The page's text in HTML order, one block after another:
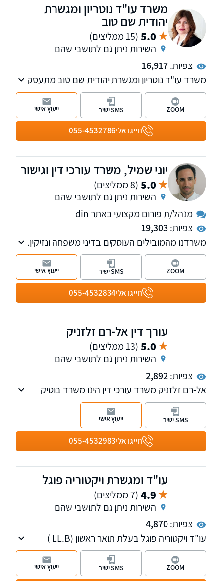
משרד עו"ד נוטריון ומגשרת
יהודית שם טוב
5.0 (15 ממליצים)
השירות ניתן גם לתושבי שהם
צפיות:16,917
משרד עו"ד נוטריון ומגשרת יהודית שם טוב מתעסק
בדיני משפחה, גירושין, חלוקת רכוש, ייפוי כח
מתמשך ומקרקעין. לכל מחלקה במשרד עו"ד
ייעודי שמתמקצע בתחום מסוים. בנוסף, המשרד
מספק שירותי תרגום מרוסית לעברית.
חייגו אלי055-4532786
ZOOM SMS ישיר ייעוץ אישי
יוני שמיל, משרד עורכי דין וגישור
5.0 (8 ממליצים)
השירות ניתן גם לתושבי שהם
מנהל/ת פורום מקצועי באתר din
צפיות: 19,303
משרדנו מהמובילים העוסקים בדיני משפחה ונזיקין.
עו"ד ומגשר יוני שמיל הינו חבר בוועדת דיני
משפחה בלשכת עורכי הדין.
חייגו אלי055-4532834
ZOOM SMS ישיר ייעוץ אישי
עורך דין אל-רם זלזניק
5.0 (13 ממליצים)
השירות ניתן גם לתושבי שהם
צפיות:2,892
אל-רם זלזניק משרד עורכי דין הינו משרד בוטיק
איכותי ודינמי הממוקם בפארק המדע נס ציונה אשר
עוסק בתחומי המקרקעין, צוואות וירושות, דיני
משפחה, חדלות פירעון ופשיטות רגל.אני מאמין
ומקפיד על מתן שירות אישי, מקצועי ויעיל ביותר
לכל לקוח ולקוח תוך מתן דגש מיוחד על יחס אישי,
חייגו אלי055-4532983
SMS ישיר ייעוץ אישי
עו"ד ומגשרת ויקטוריה פוגל
4.9 (7 ממליצים)
השירות ניתן גם לתושבי שהם
צפיות:4,870
עו"ד ויקטוריה פוגל בעלת תואר ראשון (LL.B )
ותואר שני (LL.M ) במשפטים, עם כניסתה לעולם
המשפט מיקדה פעילותה לתחום דיני המשפחה,
מקרקעין נדל"ן ותביעות נזיקין.
ZOOM SMS ישיר ייעוץ אישי